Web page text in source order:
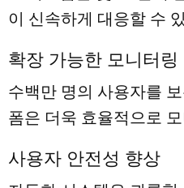
이 신속하게 대응할 수
확장 가능한 모니터링
수백만 명의 사용자를
폼은 더욱 효율적으로
사용자 안전성 향상